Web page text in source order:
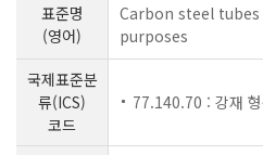
표준명
(영어)
Carbon steel
purposes
국제표준분
류(ICS)
코드
77.140.70 : 강재